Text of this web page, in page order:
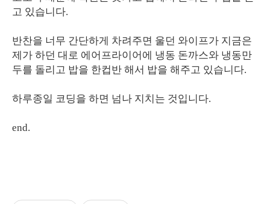
고 있습니다.
반찬을 너무 간단하게 차려주면 울던 와이프가 지금은
제가 하던 대로 에어프라이어에 냉동 돈까스와 냉동만
두를 돌리고 밥을 한컵반 해서 밥을 해주고 있습니다.
하루종일 코딩을 하면 넘나 지치는 것입니다.
end.